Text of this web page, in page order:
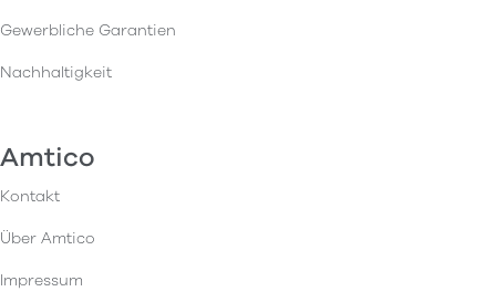
Gewerbliche Garantien
Nachhaltigkeit
Amtico
Kontakt
Über Amtico
Impressum